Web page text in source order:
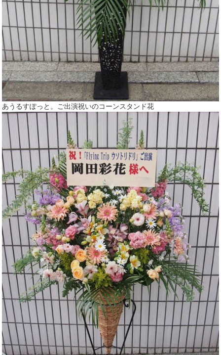
あうるすぽっと。ご出演祝いのコーンスタンド花